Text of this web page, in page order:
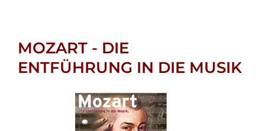
MOZART - DIE
ENTFÜHRUNG IN DIE MUSIK